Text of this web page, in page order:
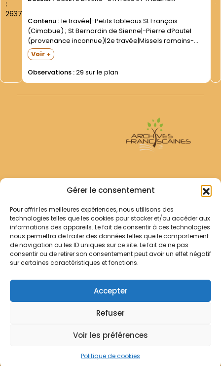
Gérer le consentement
Pour offrir les meilleures expériences, nous utilisons des
technologies telles que les cookies pour stocker et/ou accéder aux
informations des appareils. Le fait de consentir à ces technologies
nous permettra de traiter des données telles que le comportement
de navigation ou les ID uniques sur ce site. Le fait de ne pas
consentir ou de retirer son consentement peut avoir un effet négatif
sur certaines caractéristiques et fonctions.
Accepter
Refuser
Voir les préférences
Politique de cookies
:
2637
Contenu :1e travée|-Petits tableaux St François
(Cimabue) ; St Bernardin de Sienne|-Pierre d?autel
(provenance inconnue)|2e travée|Missels romains-
Missels romano séraphiques ; Bréviaires romano-
séraphiques ; Liturgia horarum. Latin- 1e moitié XXe
s|Martyrologe|Ménologe (plusieurs exemplaires)|3e
Voir +
Observations :29 sur le plan
Archives Franciscaines
RECHERCHER
Comment chercher ?
Les archives
Notre démarche
Contact